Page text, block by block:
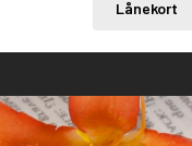
Lånekort